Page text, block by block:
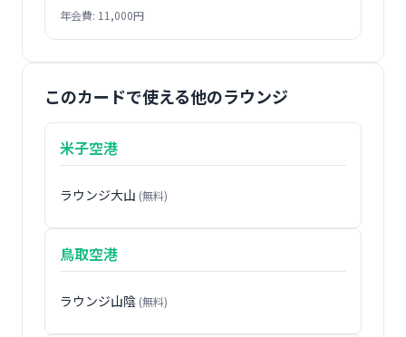
年会費: 11,000円
このカードで使える他のラウンジ
米子空港
ラウンジ大山 (無料)
鳥取空港
ラウンジ山陰 (無料)